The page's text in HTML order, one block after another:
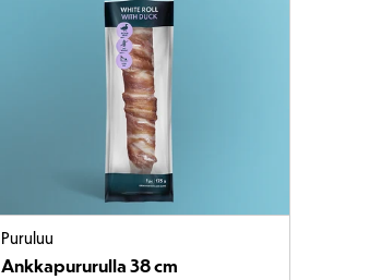
Puruluu
Ankkapururulla 38 cm